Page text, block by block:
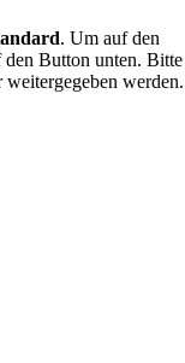
. Um auf den
Button unten. Bitte
weitergegeben werden.